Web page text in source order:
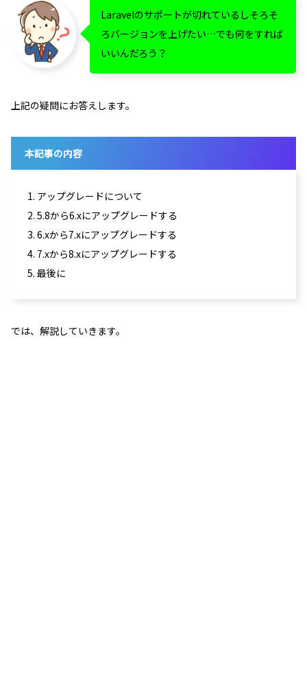
Laravelのサポートが切れているしそろそ
ろバージョンを上げたい…でも何をすれば
いいんだろう？
上記の疑問にお答えします。
本記事の内容
1. アップグレードについて
2. 5.8から6.xにアップグレードする
3. 6.xから7.xにアップグレードする
4. 7.xから8.xにアップグレードする
5. 最後に
では、解説していきます。